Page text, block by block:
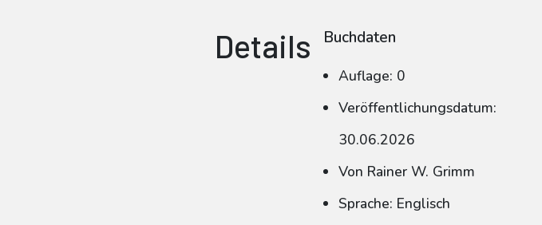
Details Buchdaten
Auflage: 0
Veröffentlichungsdatum:
30.06.2026
Von Rainer W. Grimm
Sprache: Englisch